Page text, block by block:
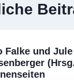
Falke und Jule